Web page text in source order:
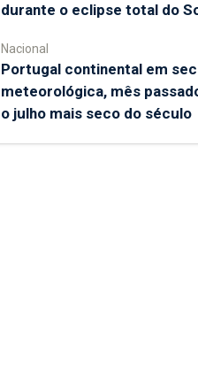
durante o eclipse total do
Nacional
Portugal continental em
meteorológica, mês
o julho mais seco do século